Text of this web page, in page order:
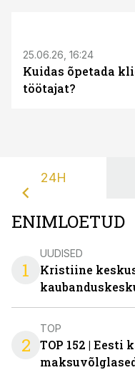
25.06.26, 16:24
Kuidas õpetada
töötajat?
24H
ENIMLOETUD
1
UUDISED
Kristiine
2
TOP
TOP 152 | Eesti